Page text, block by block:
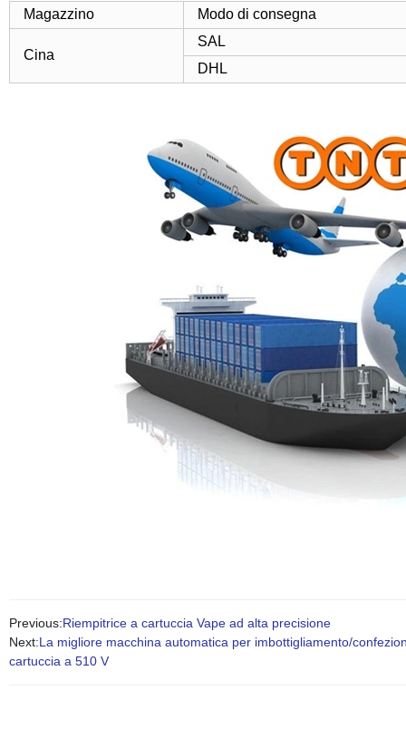
Magazzino Modo di consegna
Cina
SAL
DHL
Previous:Riempitrice a cartuccia Vape ad alta precisione
Next:La migliore macchina automatica per imbottigliamento/
cartuccia a 510 V